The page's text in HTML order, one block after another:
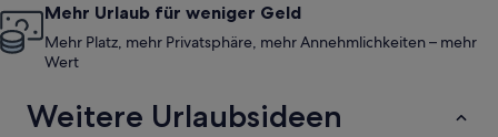
Mehr Urlaub für weniger Geld
Mehr Platz, mehr Privatsphäre, mehr Annehmlichkeiten – mehr
Wert
Weitere Urlaubsideen